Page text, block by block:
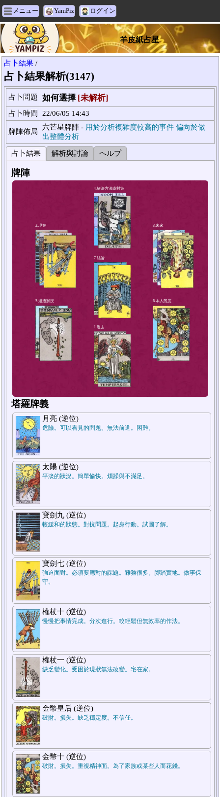
メニュー YamPiz ログイン
羊皮紙占星
占卜結果 /
占卜結果解析(3147)
占卜問題 如何選擇 [未解析]
占卜時間 22/06/05 14:43
牌陣佈局
六芒星牌陣 - 用於分析複雜度較高的事件 偏向於做
出整體分析
占卜結果 解析與討論 ヘルプ
牌陣
1.過去
2.現在
4.解決方法或對策
5.週遭狀況
塔羅牌義
月亮 (逆位)
危險。可以看見的問題。無法前進。困難。
太陽 (逆位)
平淡的狀況。簡單愉快。煩躁與不滿足。
寶劍九 (逆位)
較緩和的狀態。對抗問題。起身行動。試圖了解。
寶劍七 (逆位)
強迫面對。必須要應對的課題。雜務很多。腳踏實地。做事保
守。
權杖十 (逆位)
慢慢把事情完成。分次進行。較輕鬆但無效率的作法。
權杖一 (逆位)
缺乏變化。受困於現狀無法改變。宅在家。
金幣皇后 (逆位)
破財。損失。缺乏穩定度。不信任。
金幣十 (逆位)
破財。損失。重視精神面。為了家族或某些人而花錢。